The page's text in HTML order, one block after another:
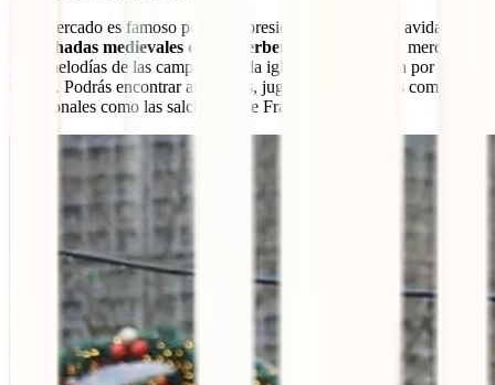
Este mercado es famoso por su impresionante árbol de Navidad, por
fachadas medievales de Römerbergy
que rodean el mercadillo
y las melodías de las campanas de la iglesia que resuenan por toda la
ciudad. Podrás encontrar artesanías, juguetes y diferentes comidas
tradicionales como las salchichas de Frankfurt.